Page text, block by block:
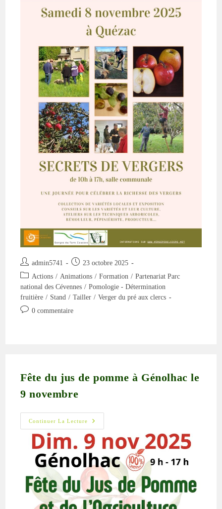
Quézac,
Le
8
Novembre
2025
Auteur/autrice
de
publication :
admin5741
Publication
publiée :
23 octobre 2025
Post
category:
Actions / Animations / Formation / Partenariat Parc
national des Cévennes / Pomologie - Détermination
fruitière / Stand / Tailler / Verger du pré aux clercs
Commentaires
0 commentaire
Fête du jus de pomme à Génolhac le
9 novembre
Continuer La Lecture
Fête
Du
Jus
De
Pomme
À
Génolhac
Le
9
Novembre